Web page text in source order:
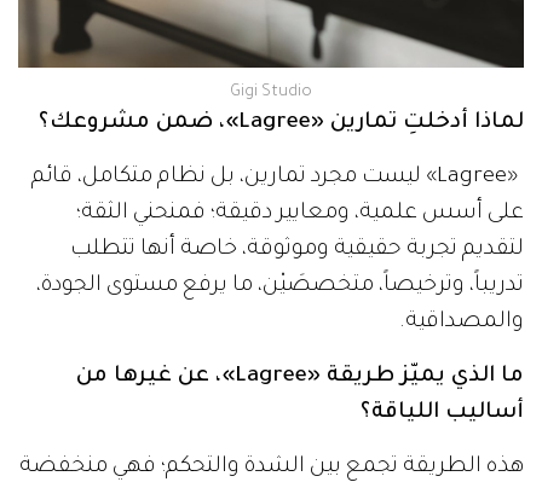
Gigi Studio
لماذا أدخلتِ تمارين «Lagree»، ضمن مشروعك؟
«Lagree» ليست مجرد تمارين، بل نظام متكامل، قائم
على أسس علمية، ومعايير دقيقة؛ فمنحني الثقة؛
لتقديم تجربة حقيقية وموثوقة، خاصة أنها تتطلب
تدريباً، وترخيصاً، متخصصَيْن، ما يرفع مستوى الجودة،
والمصداقية.
ما الذي يميّز طريقة «Lagree»، عن غيرها من
أساليب اللياقة؟
هذه الطريقة تجمع بين الشدة والتحكم؛ فهي منخفضة